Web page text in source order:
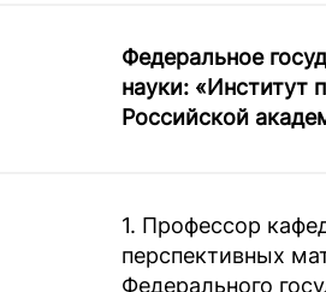
Федеральное
науки:
Российской
1. Профессор
перспективных
Федерального